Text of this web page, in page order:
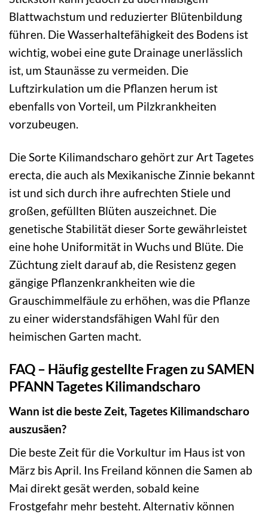
Blattwachstum und reduzierter Blütenbildung
führen. Die Wasserhaltefähigkeit des Bodens ist
wichtig, wobei eine gute Drainage unerlässlich
ist, um Staunässe zu vermeiden. Die
Luftzirkulation um die Pflanzen herum ist
ebenfalls von Vorteil, um Pilzkrankheiten
vorzubeugen.
Die Sorte Kilimandscharo gehört zur Art Tagetes
erecta, die auch als Mexikanische Zinnie bekannt
ist und sich durch ihre aufrechten Stiele und
großen, gefüllten Blüten auszeichnet. Die
genetische Stabilität dieser Sorte gewährleistet
eine hohe Uniformität in Wuchs und Blüte. Die
Züchtung zielt darauf ab, die Resistenz gegen
gängige Pflanzenkrankheiten wie die
Grauschimmelfäule zu erhöhen, was die Pflanze
zu einer widerstandsfähigen Wahl für den
heimischen Garten macht.
FAQ – Häufig gestellte Fragen zu SAMEN
PFANN Tagetes Kilimandscharo
Wann ist die beste Zeit, Tagetes Kilimandscharo
auszusäen?
Die beste Zeit für die Vorkultur im Haus ist von
März bis April. Ins Freiland können die Samen ab
Mai direkt gesät werden, sobald keine
Frostgefahr mehr besteht. Alternativ können